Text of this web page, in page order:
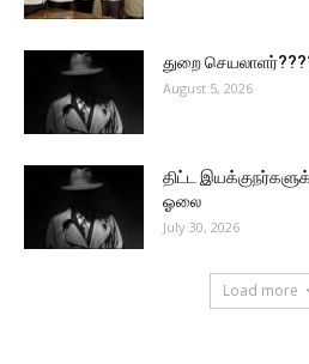
துறை
August 5, 2026
திட்ட
ஓலை
July 30, 2026
Load more